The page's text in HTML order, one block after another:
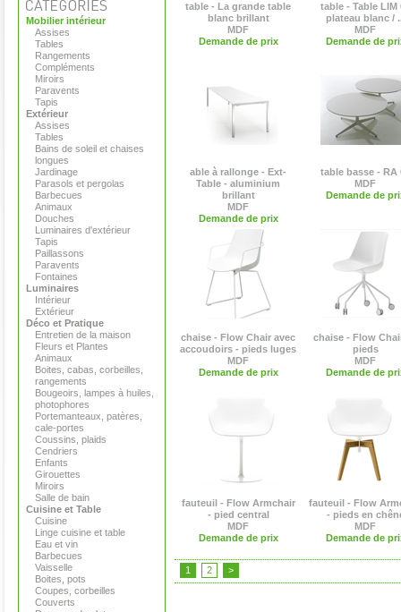
Mobilier intérieur
Assises
Tables
Rangements
Compléments
Miroirs
Paravents
Tapis
Extérieur
Assises
Tables
Bains de soleil et chaises
longues
Jardinage
Parasols et pergolas
Barbecues
Animaux
Douches
Luminaires d'extérieur
Tapis
Paillassons
Paravents
Fontaines
Luminaires
Intérieur
Extérieur
Déco et Pratique
Entretien de la maison
Fleurs et Plantes
Animaux
Boites, cabas, corbeilles,
rangements
Bougeoirs, lampes à huiles,
photophores
Portemanteaux, patères,
cale-portes
Coussins, plaids
Cendriers
Enfants
Girouettes
Miroirs
Salle de bain
Cuisine et Table
Cuisine
Linge cuisine et table
Eau et vin
Barbecues
Vaisselle
Boites, pots
Coupes, corbeilles
Couverts
table - La grande table
blanc brillant
MDF
Demande de prix
table - Table LIM
plateau blanc /
MDF
Demande de
able à rallonge - Ext-
Table - aluminium
brillant
MDF
Demande de prix
table basse - RA
MDF
Demande de
chaise - Flow Chair avec
accoudoirs - pieds luges
MDF
Demande de prix
chaise - Flow
pieds
MDF
Demande de
fauteuil - Flow Armchair
- pied central
MDF
Demande de prix
fauteuil - Flow
- pieds en
MDF
Demande de
1 2 >